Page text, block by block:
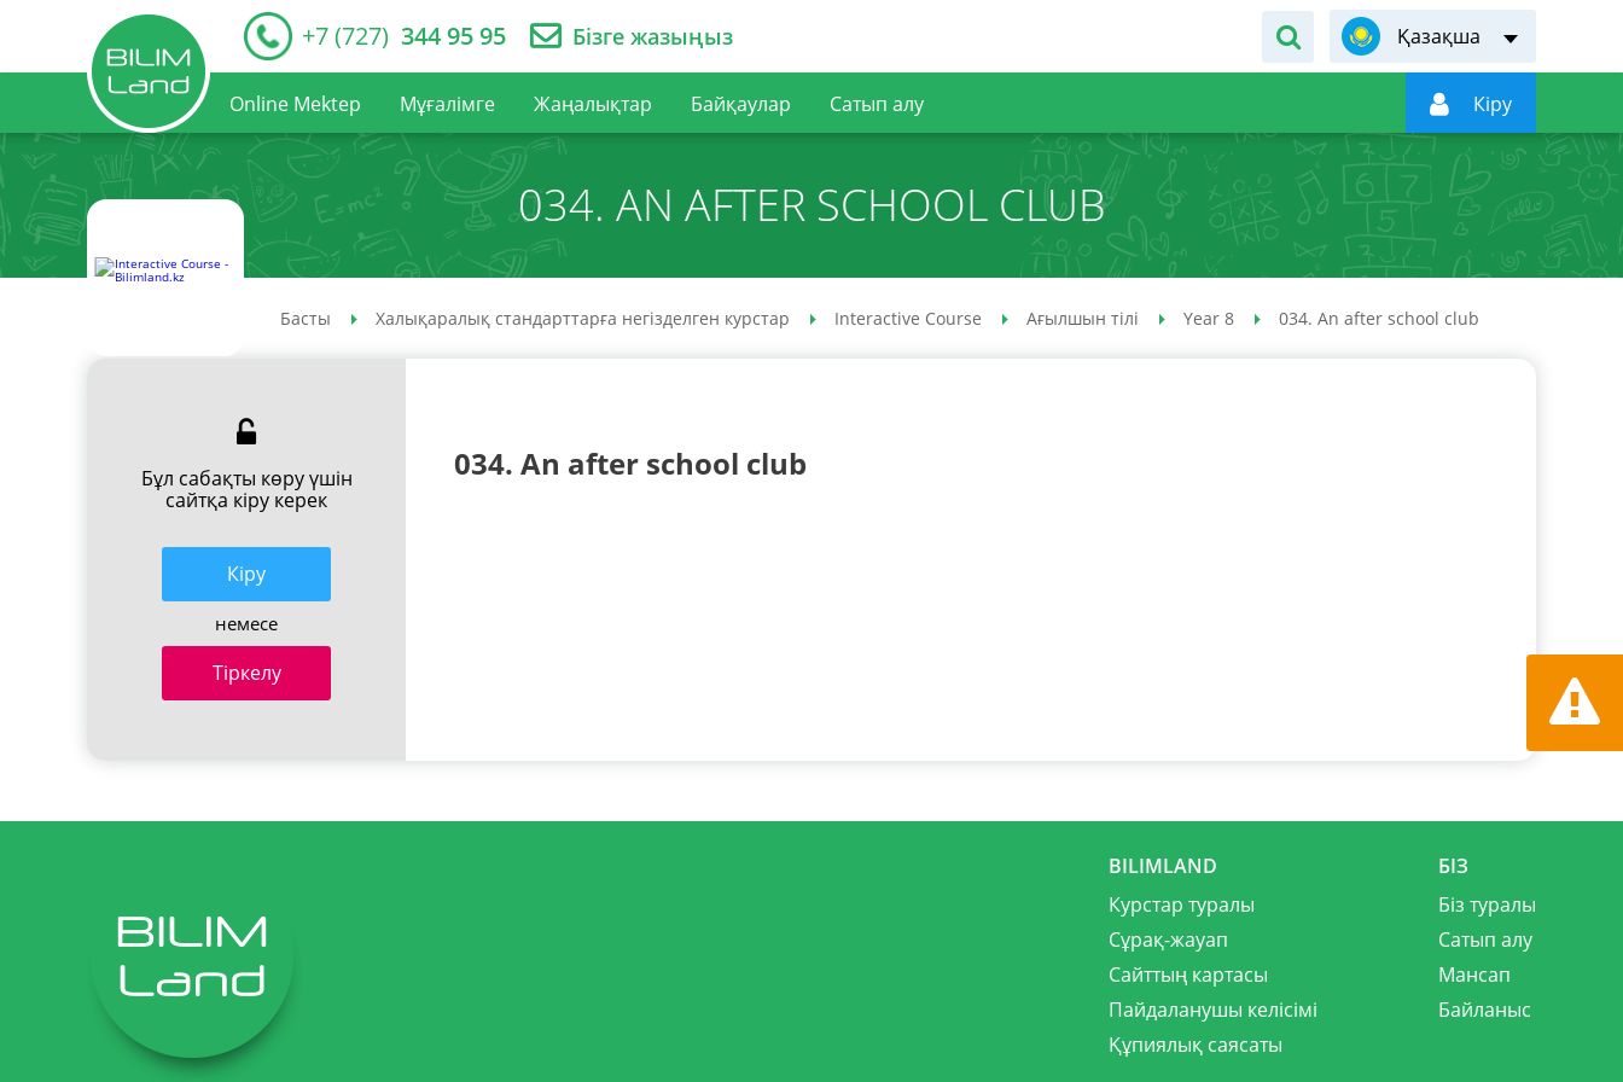
+7 (727) 344 95 95 Бізге жазыңыз Қазақша
Online Mektep Мұғалімге Жаңалықтар Байқаулар Сатып алу  Кiру
034. AN AFTER SCHOOL CLUB
Басты Халықаралық стандарттарға негізделген курстар Interactive Course Ағылшын тілі Year 8 034. An after school club
Бұл сабақты көру үшін
сайтқа кіру керек
Кiру
немесе
Тіркелу
034. An after school club
Қате
BILIMLAND
Курстар туралы
Сұрақ-жауап
Сайттың картасы
Пайдаланушы келісімі
Құпиялық саясаты
БІЗ
Біз туралы
Сатып алу
Мансап
Байланыс